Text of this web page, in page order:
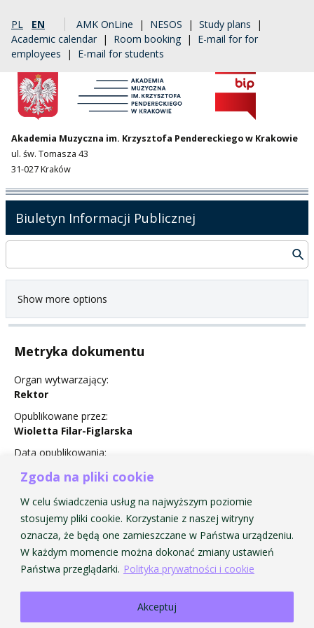
Zgoda na pliki cookie
W celu świadczenia usług na najwyższym poziomie
stosujemy pliki cookie. Korzystanie z naszej witryny
oznacza, że będą one zamieszczane w Państwa urządzeniu.
W każdym momencie można dokonać zmiany ustawień
Państwa przeglądarki. Polityka prywatności i cookie
Akceptuj
PL EN AMK OnLine | NESOS | Study plans |
Academic calendar | Room booking | E-mail for for
employees | E-mail for students
Akademia Muzyczna im. Krzysztofa Pendereckiego w Krakowie
ul. św. Tomasza 43
31-027 Kraków
Biuletyn Informacji Publicznej
Show more options
Metryka dokumentu
Organ wytwarzający:
Rektor
Opublikowane przez:
Wioletta Filar-Figlarska
Data opublikowania:
Nie obowiązuje
Strona Główna AMKP Strona Główna BIP